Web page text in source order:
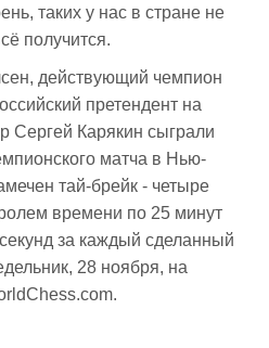
таких у нас в стране не
получится.
действующий чемпион
претендент на
Сергей Карякин сыграли
матча в Нью-
тай-брейк - четыре
времени по 25 минут
за каждый сделанный
28 ноября, на